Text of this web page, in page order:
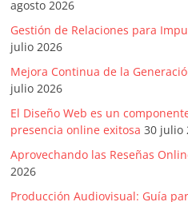
agosto 2026
Gestión de Relaciones para
julio 2026
Mejora Continua de la
julio 2026
El Diseño Web es un
presencia online exitosa 30 julio
Aprovechando las Reseñas
2026
Producción Audiovisual: Guía